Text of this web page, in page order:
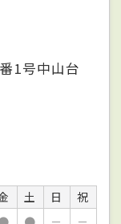
1号中山台
土 日
祝